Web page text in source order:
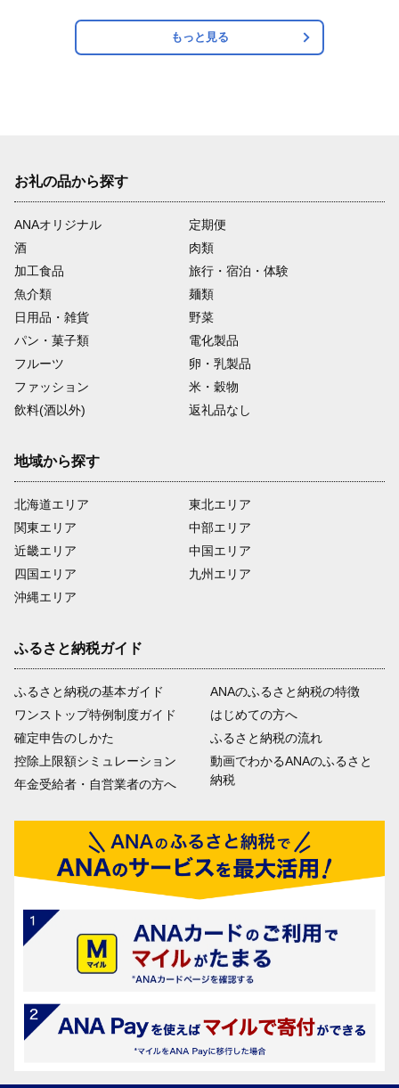
もっと見る
お礼の品から探す
ANAオリジナル
定期便
酒
肉類
加工食品
旅行・宿泊・体験
魚介類
麺類
日用品・雑貨
野菜
パン・菓子類
電化製品
フルーツ
卵・乳製品
ファッション
米・穀物
飲料(酒以外)
返礼品なし
地域から探す
北海道エリア
関東エリア
近畿エリア
四国エリア
沖縄エリア
東北エリア
中部エリア
中国エリア
九州エリア
ふるさと納税ガイド
ふるさと納税の基本ガイド
ワンストップ特例制度ガイド
確定申告のしかた
控除上限額シミュレーション
年金受給者・自営業者の方へ
ANAのふるさと納税の特徴
はじめての方へ
ふるさと納税の流れ
動画でわかるANAのふるさと
納税